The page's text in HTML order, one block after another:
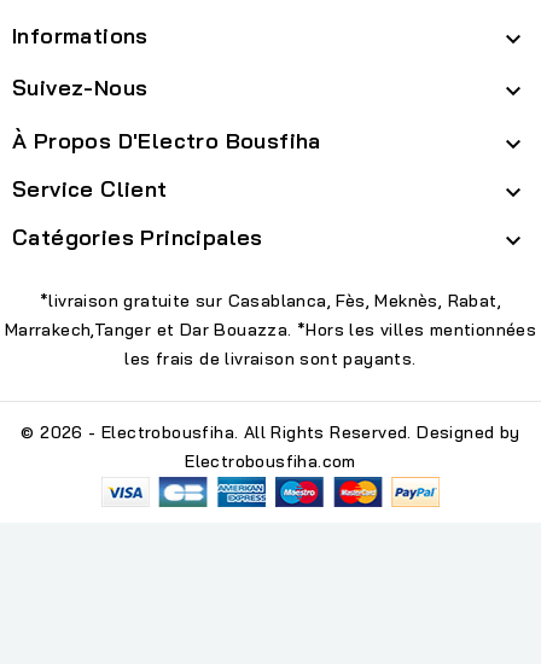
Informations 
Suivez-Nous 
À Propos D'Electro Bousfiha 
Service Client 
Catégories Principales 
*livraison gratuite sur Casablanca, Fès, Meknès, Rabat,
Marrakech,Tanger et Dar Bouazza. *Hors les villes mentionnées
les frais de livraison sont payants.
© 2026 - Electrobousfiha. All Rights Reserved. Designed by
Electrobousfiha.com